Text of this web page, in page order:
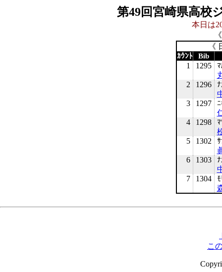
第49回宮崎県高校
本日は
《
ｶｳﾝﾄ Bib
1 1295
2
1296
3
1297
4
1298
5
1302
6
1303
7
1304
こ